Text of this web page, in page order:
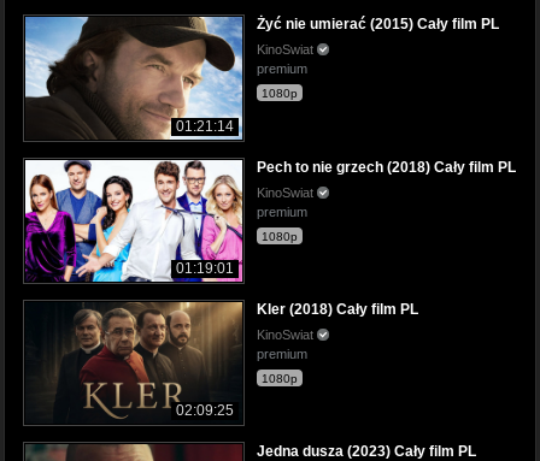
01:21:14
Żyć nie umierać (2015) Cały film PL
KinoSwiat
premium
1080p
01:19:01
Pech to nie grzech (2018) Cały film PL
KinoSwiat
premium
1080p
02:09:25
Kler (2018) Cały film PL
KinoSwiat
premium
1080p
Jedna dusza (2023) Cały film PL